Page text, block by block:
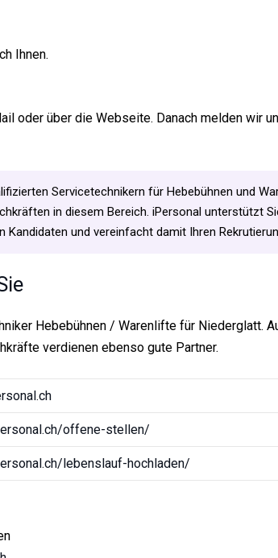
Ihnen.
oder über die Webseite. Danach melden wir
Servicetechnikern für Hebebühnen und
in diesem Bereich. iPersonal unterstützt
und vereinfacht damit Ihren
Hebebühnen / Warenlifte für Niederglatt.
verdienen ebenso gute Partner.
offene-stellen/
lebenslauf-hochladen/